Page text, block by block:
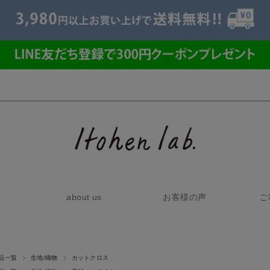
about us お客様の声
一覧
生地/織物 カットクロス